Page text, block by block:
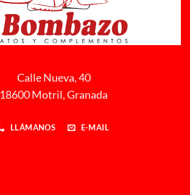
Calle Nueva, 40
18600 Motril, Granada
LLÁMANOS E-MAIL